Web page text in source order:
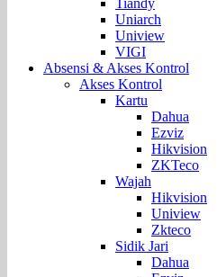
Uniarch
Uniview
VIGI
Absensi & Akses Kontrol
Akses Kontrol
Kartu
Dahua
Ezviz
Hikvision
ZKTeco
Wajah
Hikvision
Uniview
Zkteco
Sidik Jari
Dahua